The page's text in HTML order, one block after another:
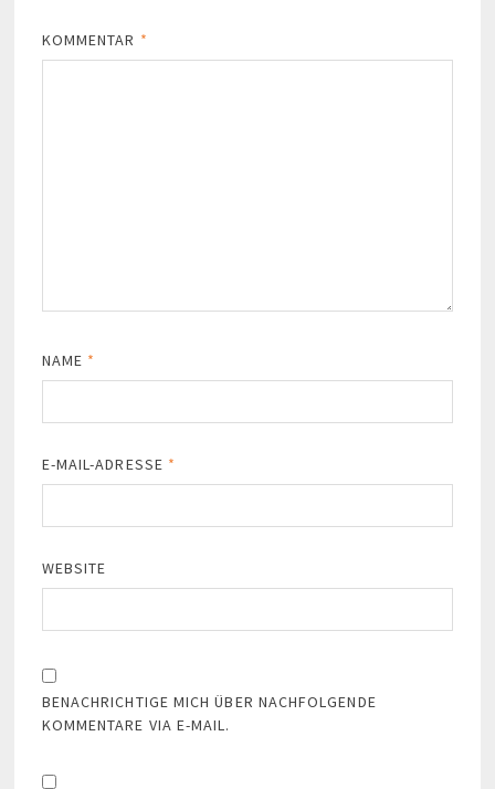
KOMMENTAR *
NAME *
E-MAIL-ADRESSE *
WEBSITE
BENACHRICHTIGE MICH ÜBER NACHFOLGENDE
KOMMENTARE VIA E-MAIL.